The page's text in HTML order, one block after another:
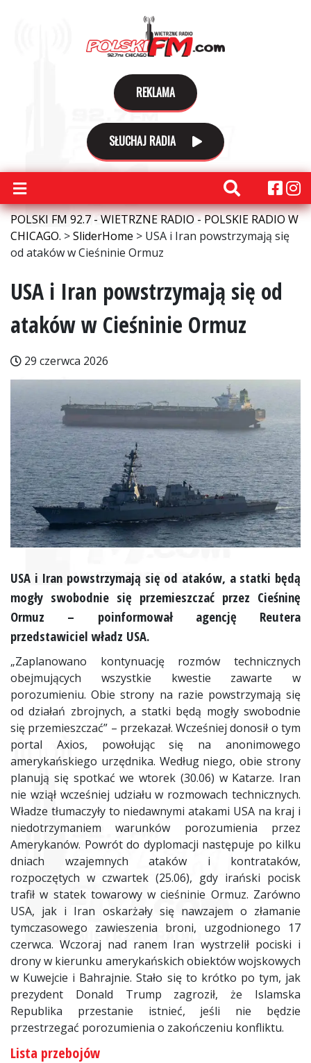
REKLAMA
SŁUCHAJ RADIA
POLSKI FM 92.7 - WIETRZNE RADIO - POLSKIE RADIO W
CHICAGO. >SliderHome > USA i Iran powstrzymają się
od ataków w Cieśninie Ormuz
USA i Iran powstrzymają się od
ataków w Cieśninie Ormuz
29 czerwca 2026
USA i Iran powstrzymają się od ataków, a statki będą
mogły swobodnie się przemieszczać przez Cieśninę
Ormuz – poinformował agencję Reutera
przedstawiciel władz USA.
„Zaplanowano kontynuację rozmów technicznych
obejmujących wszystkie kwestie zawarte w
porozumieniu. Obie strony na razie powstrzymają się
od działań zbrojnych, a statki będą mogły swobodnie
się przemieszczać” – przekazał. Wcześniej donosił o tym
portal Axios, powołując się na anonimowego
amerykańskiego urzędnika. Według niego, obie strony
planują się spotkać we wtorek (30.06) w Katarze. Iran
nie wziął wcześniej udziału w rozmowach technicznych.
Władze tłumaczyły to niedawnymi atakami USA na kraj i
niedotrzymaniem warunków porozumienia przez
Amerykanów. Powrót do dyplomacji następuje po kilku
dniach wzajemnych ataków i kontrataków,
rozpoczętych w czwartek (25.06), gdy irański pocisk
trafił w statek towarowy w cieśninie Ormuz. Zarówno
USA, jak i Iran oskarżały się nawzajem o złamanie
tymczasowego zawieszenia broni, uzgodnionego 17
czerwca. Wczoraj nad ranem Iran wystrzelił pociski i
drony w kierunku amerykańskich obiektów wojskowych
w Kuwejcie i Bahrajnie. Stało się to krótko po tym, jak
prezydent Donald Trump zagroził, że Islamska
Republika przestanie istnieć, jeśli nie będzie
przestrzegać porozumienia o zakończeniu konfliktu.
Lista przebojów